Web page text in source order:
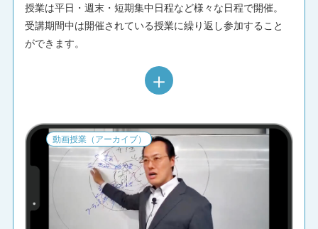
★★★★★
今日も、とても分かりやすかったです。 先生が不動
産を始めるに至った宇都宮のお話しありがとうござ
と思っても、とりあえず見に行ってみようと思いま
した。
vol.13 物件力を高めるリノベーションテクニック／
vol.14 利益を守る税金マネジメント
授業は平日・週末・短期集中日程など様々な日程で開催。
受講期間中は開催されている授業に繰り返し参加すること
ができます。
＋
動画授業（アーカイブ）